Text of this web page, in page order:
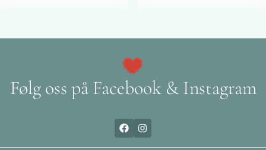
Følg oss på Facebook & Instagram